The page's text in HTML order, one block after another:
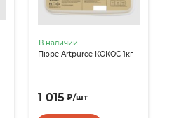
В наличии
Пюре Artpuree КОКОС 1кг
1 015 ₽/шт